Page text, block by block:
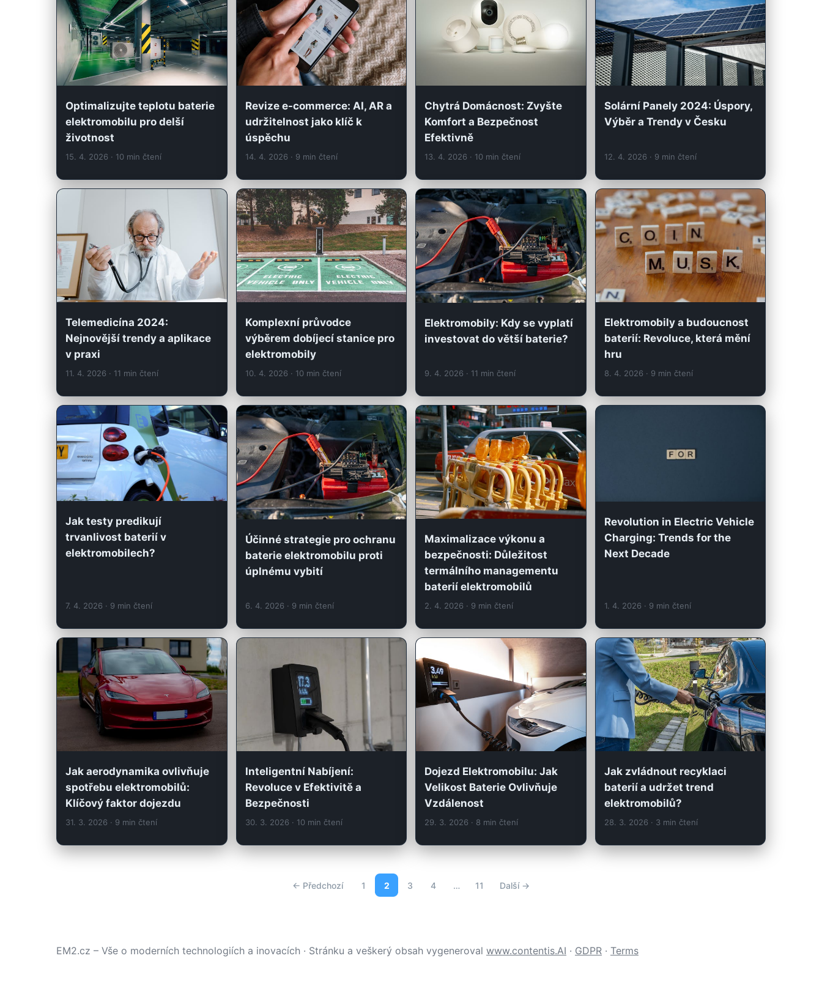
Optimalizujte teplotu baterie
elektromobilu pro delší
životnost
15. 4. 2026 · 10 min čtení
Revize e-commerce: AI, AR a
udržitelnost jako klíč k
úspěchu
14. 4. 2026 · 9 min čtení
Chytrá Domácnost: Zvyšte
Komfort a Bezpečnost
Efektivně
13. 4. 2026 · 10 min čtení
Solární Panely 2024: Úspory,
Výběr a Trendy v Česku
12. 4. 2026 · 9 min čtení
Telemedicína 2024:
Nejnovější trendy a aplikace
v praxi
11. 4. 2026 · 11 min čtení
Komplexní průvodce
výběrem dobíjecí stanice pro
elektromobily
10. 4. 2026 · 10 min čtení
Elektromobily: Kdy se vyplatí
investovat do větší baterie?
9. 4. 2026 · 11 min čtení
Elektromobily a budoucnost
baterií: Revoluce, která mění
hru
8. 4. 2026 · 9 min čtení
Jak testy predikují
trvanlivost baterií v
elektromobilech?
7. 4. 2026 · 9 min čtení
Účinné strategie pro ochranu
baterie elektromobilu proti
úplnému vybití
6. 4. 2026 · 9 min čtení
Maximalizace výkonu a
bezpečnosti: Důležitost
termálního managementu
baterií elektromobilů
2. 4. 2026 · 9 min čtení
Revolution in Electric Vehicle
Charging: Trends for the
Next Decade
1. 4. 2026 · 9 min čtení
Jak aerodynamika ovlivňuje
spotřebu elektromobilů:
Klíčový faktor dojezdu
31. 3. 2026 · 9 min čtení
Inteligentní Nabíjení:
Revoluce v Efektivitě a
Bezpečnosti
30. 3. 2026 · 10 min čtení
Dojezd Elektromobilu: Jak
Velikost Baterie Ovlivňuje
Vzdálenost
29. 3. 2026 · 8 min čtení
Jak zvládnout recyklaci
baterií a udržet trend
elektromobilů?
28. 3. 2026 · 3 min čtení
← Předchozí 1 2 3 4 … 11 Další →
EM2.cz – Vše o moderních technologiích a inovacích · Stránku a veškerý obsah vygeneroval www.contentis.AI · GDPR · Terms